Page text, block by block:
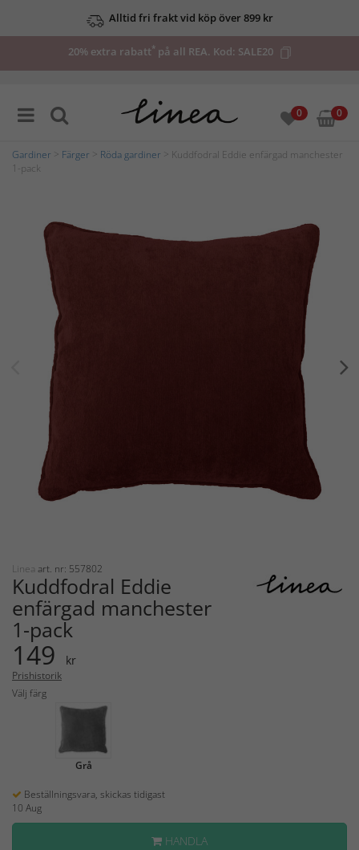
Alltid fri frakt vid köp över 899 kr
20% extra rabatt*på all REA. Kod: SALE20
0 0
Gardiner Färger Röda gardiner > Kuddfodral Eddie enfärgad manchester
1-pack
Linea art. nr: 557802
Kuddfodral Eddie
enfärgad manchester
1-pack
149 kr
Prishistorik
Välj färg
Grå
Beställningsvara, skickas tidigast
10 Aug
HANDLA